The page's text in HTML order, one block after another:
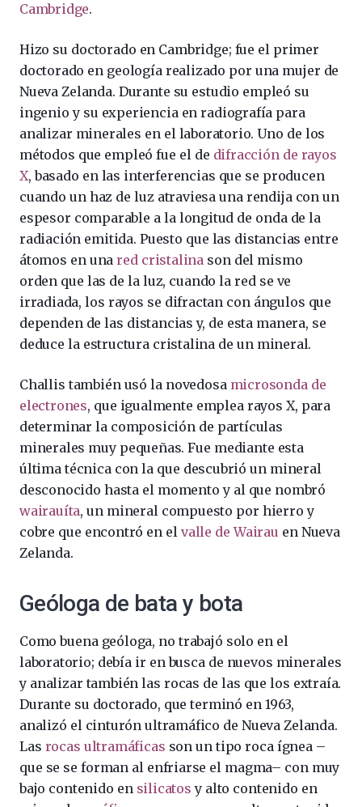
Cambridge.
Hizo su doctorado en Cambridge; fue el primer
doctorado en geología realizado por una mujer de
Nueva Zelanda. Durante su estudio empleó su
ingenio y su experiencia en radiografía para
analizar minerales en el laboratorio. Uno de los
métodos que empleó fue el de difracción de rayos
X, basado en las interferencias que se producen
cuando un haz de luz atraviesa una rendija con un
espesor comparable a la longitud de onda de la
radiación emitida. Puesto que las distancias entre
átomos en unared cristalina son del mismo
orden que las de la luz, cuando la red se ve
irradiada, los rayos se difractan con ángulos que
dependen de las distancias y, de esta manera, se
deduce la estructura cristalina de un mineral.
Challis también usó la novedosa microsonda de
electrones, que igualmente emplea rayos X, para
determinar la composición de partículas
minerales muy pequeñas. Fue mediante esta
última técnica con la que descubrió un mineral
desconocido hasta el momento y al que nombró
wairauíta, un mineral compuesto por hierro y
cobre que encontró en elvalle de Wairau en Nueva
Zelanda.
Geóloga de bata y bota
Como buena geóloga, no trabajó solo en el
laboratorio; debía ir en busca de nuevos minerales
y analizar también las rocas de las que los extraía.
Durante su doctorado, que terminó en 1963,
analizó el cinturón ultramáfico de Nueva Zelanda.
Las rocas ultramáficas son un tipo roca ígnea –
que se se forman al enfriarse el magma– con muy
bajo contenido en silicatos y alto contenido en